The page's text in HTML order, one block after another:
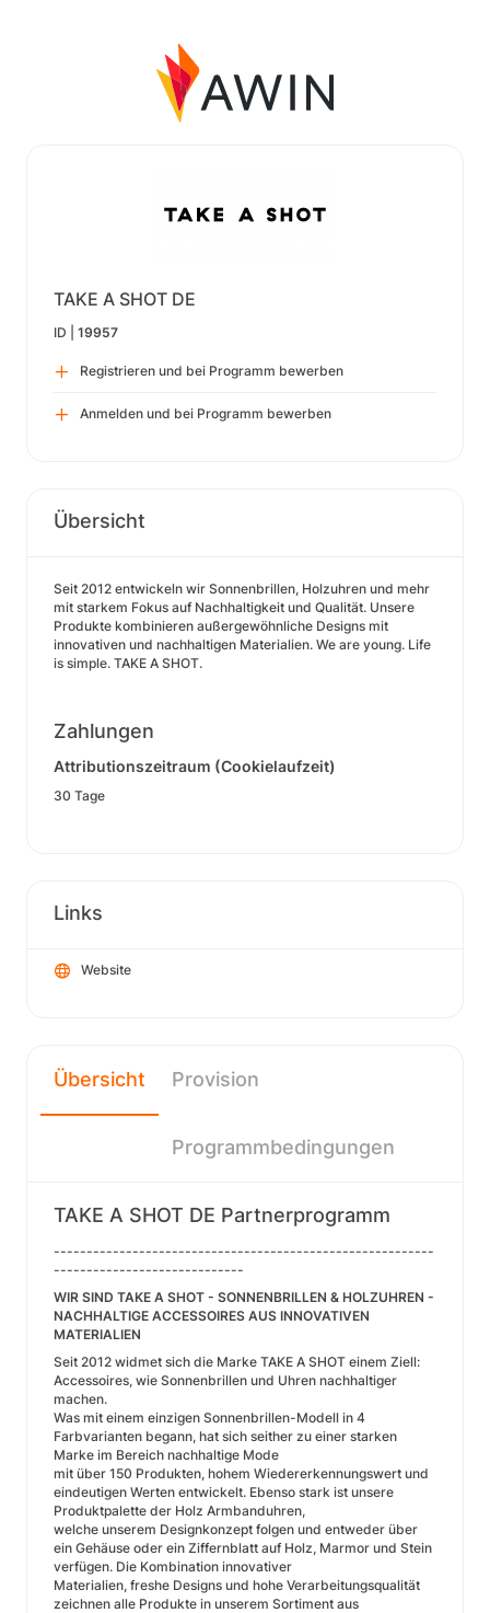
TAKE A SHOT DE
ID | 19957
Registrieren und bei Programm bewerben
Anmelden und bei Programm bewerben
Übersicht
Seit 2012 entwickeln wir Sonnenbrillen, Holzuhren und mehr
mit starkem Fokus auf Nachhaltigkeit und Qualität. Unsere
Produkte kombinieren außergewöhnliche Designs mit
innovativen und nachhaltigen Materialien. We are young. Life
is simple. TAKE A SHOT.
Zahlungen
Attributionszeitraum (Cookielaufzeit)
30 Tage
Links
Website
Übersicht Provision
Programmbedingungen
TAKE A SHOT DE Partnerprogramm
----------------------------------------------------------
-----------------------------
WIR SIND TAKE A SHOT - SONNENBRILLEN & HOLZUHREN -
NACHHALTIGE ACCESSOIRES AUS INNOVATIVEN
MATERIALIEN
Seit 2012 widmet sich die Marke TAKE A SHOT einem Ziell:
Accessoires, wie Sonnenbrillen und Uhren nachhaltiger
machen.
Was mit einem einzigen Sonnenbrillen-Modell in 4
Farbvarianten begann, hat sich seither zu einer starken
Marke im Bereich nachhaltige Mode
mit über 150 Produkten, hohem Wiedererkennungswert und
eindeutigen Werten entwickelt. Ebenso stark ist unsere
Produktpalette der Holz Armbanduhren,
welche unserem Designkonzept folgen und entweder über
ein Gehäuse oder ein Ziffernblatt auf Holz, Marmor und Stein
verfügen. Die Kombination innovativer
Materialien, freshe Designs und hohe Verarbeitungsqualität
zeichnen alle Produkte in unserem Sortiment aus